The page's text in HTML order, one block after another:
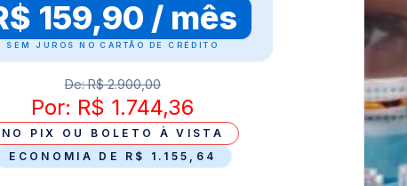
159,90 / mês
SEM JUROS NO CARTÃO DE CRÉDITO
De: R$ 2.900,00
Por: R$ 1.744,36
NO PIX OU BOLETO À VISTA
ECONOMIA DE R$ 1.155,64